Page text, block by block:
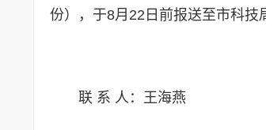
份），于8月 22 日前报送至市科技
联 系 人：王海燕